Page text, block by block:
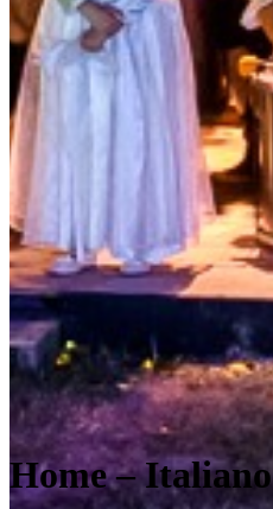
Home – Italiano